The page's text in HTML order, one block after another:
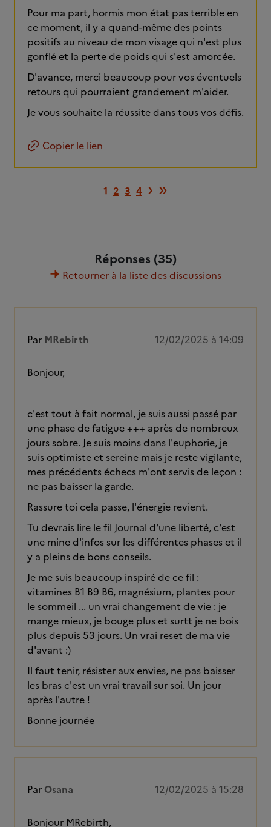
Pour ma part, hormis mon état pas terrible en
ce moment, il y a quand-même des points
positifs au niveau de mon visage qui n'est plus
gonflé et la perte de poids qui s'est amorcée.
D'avance, merci beaucoup pour vos éventuels
retours qui pourraient grandement m'aider.
Je vous souhaite la réussite dans tous vos défis.
Copier le lien
1 2 3 4 Page suivante
› Dernière page
»
Réponses (35)
Retourner à la liste des discussions
Par MRebirth 12/02/2025 à 14:09
Bonjour,
c'est tout à fait normal, je suis aussi passé par
une phase de fatigue +++ après de nombreux
jours sobre. Je suis moins dans l'euphorie, je
suis optimiste et sereine mais je reste vigilante,
mes précédents échecs m'ont servis de leçon :
ne pas baisser la garde.
Rassure toi cela passe, l'énergie revient.
Tu devrais lire le fil Journal d'une liberté, c'est
une mine d'infos sur les différentes phases et il
y a pleins de bons conseils.
Je me suis beaucoup inspiré de ce fil :
vitamines B1 B9 B6, magnésium, plantes pour
le sommeil ... un vrai changement de vie : je
mange mieux, je bouge plus et surtt je ne bois
plus depuis 53 jours. Un vrai reset de ma vie
d'avant :)
Il faut tenir, résister aux envies, ne pas baisser
les bras c'est un vrai travail sur soi. Un jour
après l'autre !
Bonne journée
Par Osana 12/02/2025 à 15:28
Bonjour MRebirth,